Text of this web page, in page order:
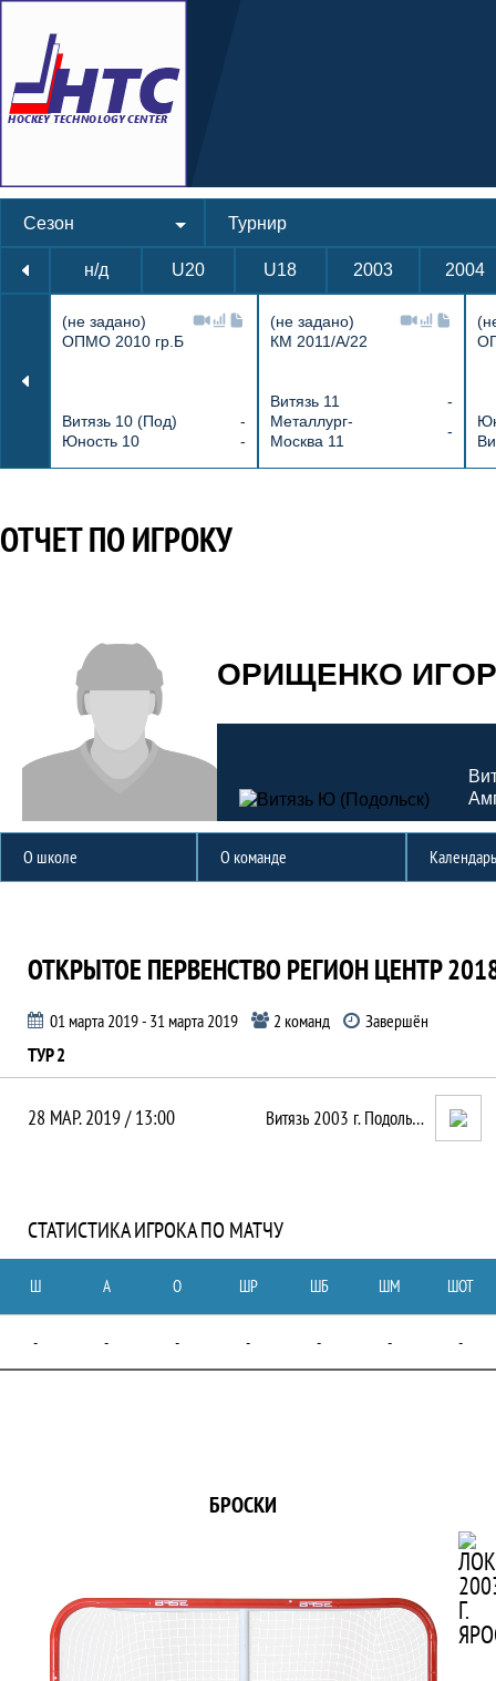
Сезон Турнир
н/д U20 U18 2003 2004
(не задано)
ОПМО 2010 гр.Б
Витязь 10 (Под)
-
Юность 10
-
(не задано)
КМ 2011/А/22
Витязь 11
-
Металлург-
Москва 11
-
ОТЧЕТ ПО ИГРОКУ
ОРИЩЕНКО
О школе О команде Календарь
ОТКРЫТОЕ ПЕРВЕНСТВО РЕГИОН ЦЕНТР
01 марта 2019 - 31 марта 2019 2 команд Завершён
ТУР 2
28 МАР. 2019 / 13:00 Витязь 2003 г. Подольск
СТАТИСТИКА ИГРОКА ПО МАТЧУ
Ш А О ШР ШБ ШМ ШОТ
- - - - - - -
БРОСКИ